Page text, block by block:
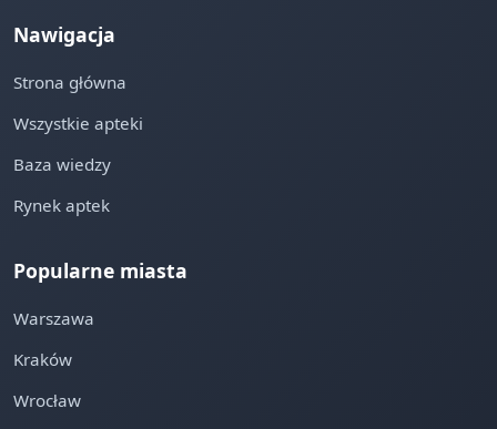
Nawigacja
Strona główna
Wszystkie apteki
Baza wiedzy
Rynek aptek
Popularne miasta
Warszawa
Kraków
Wrocław